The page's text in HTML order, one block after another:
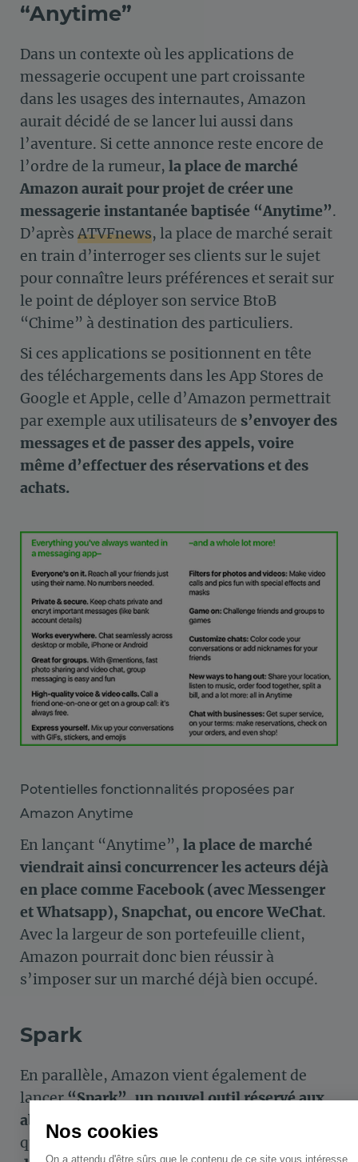
Nos cookies
On a attendu d'être sûrs que le contenu de ce site vous intéresse
“Anytime”
Dans un contexte où les applications de
messagerie occupent une part croissante
dans les usages des internautes, Amazon
aurait décidé de se lancer lui aussi dans
l’aventure. Si cette annonce reste encore de
l’ordre de la rumeur, la place de marché
Amazon aurait pour projet de créer une
messagerie instantanée baptisée “Anytime”.
D’après ATVFnews, la place de marché serait
en train d’interroger ses clients sur le sujet
pour connaître leurs préférences et serait sur
le point de déployer son service BtoB
“Chime” à destination des particuliers.
Si ces applications se positionnent en tête
des téléchargements dans les App Stores de
Google et Apple, celle d’Amazon permettrait
par exemple aux utilisateurs de s’envoyer des
messages et de passer des appels, voire
même d’effectuer des réservations et des
achats.
Potentielles fonctionnalités proposées par
Amazon Anytime
En lançant “Anytime”, la place de marché
viendrait ainsi concurrencer les acteurs déjà
en place comme Facebook (avec Messenger
et Whatsapp), Snapchat, ou encore WeChat.
Avec la largeur de son portefeuille client,
Amazon pourrait donc bien réussir à
s’imposer sur un marché déjà bien occupé.
Spark
En parallèle, Amazon vient également de
lancer“Spark”, un nouvel outil réservé aux
abonnés Prime . Dans le même esprit
qu’Instagram et Pinterest, ce